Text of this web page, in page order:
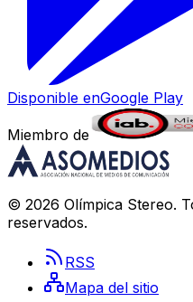
Disponible enGoogle Play
Miembro de
© 2026 Olímpica Stereo.
reservados.
RSS
Mapa del sitio